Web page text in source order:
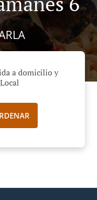
a domicilio y